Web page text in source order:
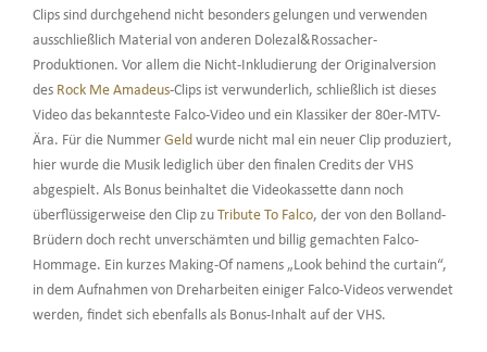
Clips sind durchgehend nicht besonders gelungen und verwenden
ausschließlich Material von anderen Dolezal&Rossacher-
Produktionen. Vor allem die Nicht-Inkludierung der Originalversion
des Rock Me Amadeus-Clips ist verwunderlich, schließlich ist dieses
Video das bekannteste Falco-Video und ein Klassiker der 80er-MTV-
Ära. Für die Nummer Geld wurde nicht mal ein neuer Clip produziert,
hier wurde die Musik lediglich über den finalen Credits der VHS
abgespielt. Als Bonus beinhaltet die Videokassette dann noch
überflüssigerweise den Clip zu Tribute To Falco, der von den Bolland-
Brüdern doch recht unverschämten und billig gemachten Falco-
Hommage. Ein kurzes Making-Of namens „Look behind the curtain“,
in dem Aufnahmen von Dreharbeiten einiger Falco-Videos verwendet
werden, findet sich ebenfalls als Bonus-Inhalt auf der VHS.